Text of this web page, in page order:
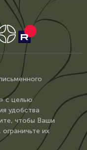
с целью
удобства
чтобы Ваши
их